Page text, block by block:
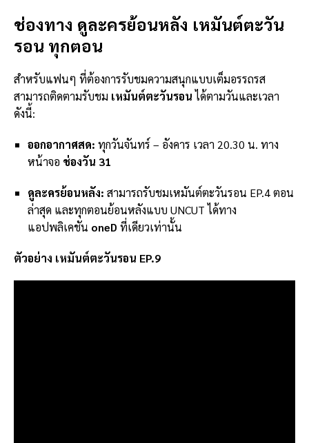
ช่องทาง ดูละครย้อนหลัง เหมันต์ตะวัน
รอน ทุกตอน
สำหรับแฟนๆ ที่ต้องการรับชมความสนุกแบบเต็มอรรถรส
สามารถติดตามรับชม เหมันต์ตะวันรอนได้ตามวันและเวลา
ดังนี้:
ออกอากาศสด: ทุกวันจันทร์ – อังคาร เวลา 20.30 น. ทาง
หน้าจอ ช่องวัน 31
ดูละครย้อนหลัง: สามารถรับชมเหมันต์ตะวันรอน EP.4 ตอน
ล่าสุด และทุกตอนย้อนหลังแบบ UNCUT ได้ทาง
แอปพลิเคชัน oneD ที่เดียวเท่านั้น
ตัวอย่าง เหมันต์ตะวันรอน EP.9